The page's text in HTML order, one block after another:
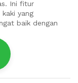
Ini fitur
yang
baik dengan